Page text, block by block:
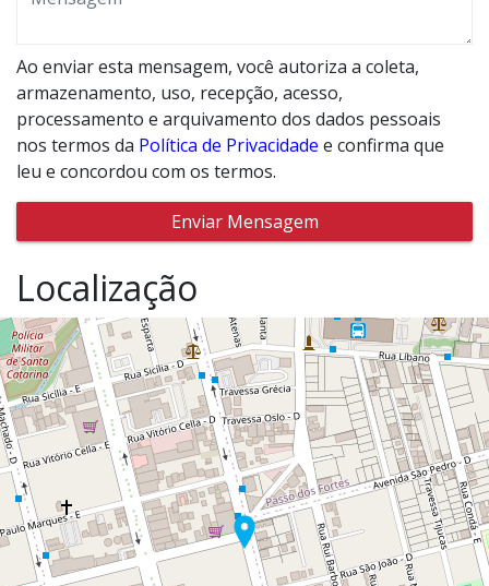
Ao enviar esta mensagem, você autoriza a coleta,
armazenamento, uso, recepção, acesso,
processamento e arquivamento dos dados pessoais
nos termos da Política de Privacidade e confirma que
leu e concordou com os termos.
Enviar Mensagem
Localização